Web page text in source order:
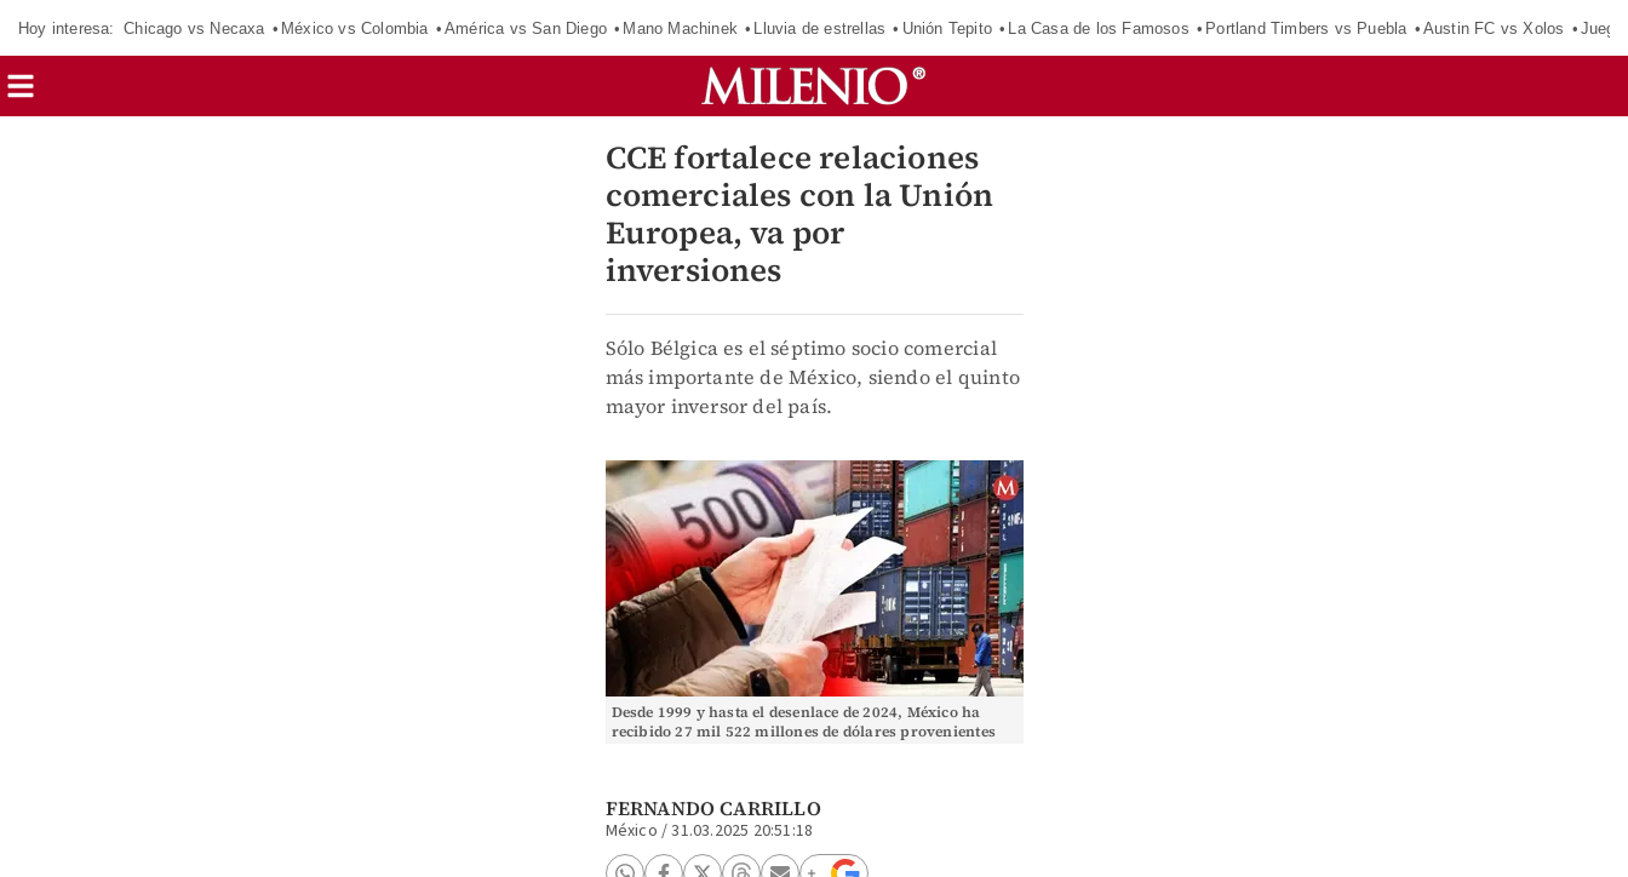
Hoy interesa: Chicago vs Necaxa México vs Colombia América vs San Diego Mano Machinek Lluvia de estrellas Unión Tepito La Casa de los Famosos Portland Timbers vs Puebla Austin FC vs Xolos
CCE fortalece relaciones
comerciales con la Unión
Europea, va por
inversiones
Sólo Bélgica es el séptimo socio comercial
más importante de México, siendo el quinto
mayor inversor del país.
Desde 1999 y hasta el desenlace de 2024, México ha
recibido 27 mil 522 millones de dólares provenientes
FERNANDO CARRILLO
México /31.03.2025 20:51:18